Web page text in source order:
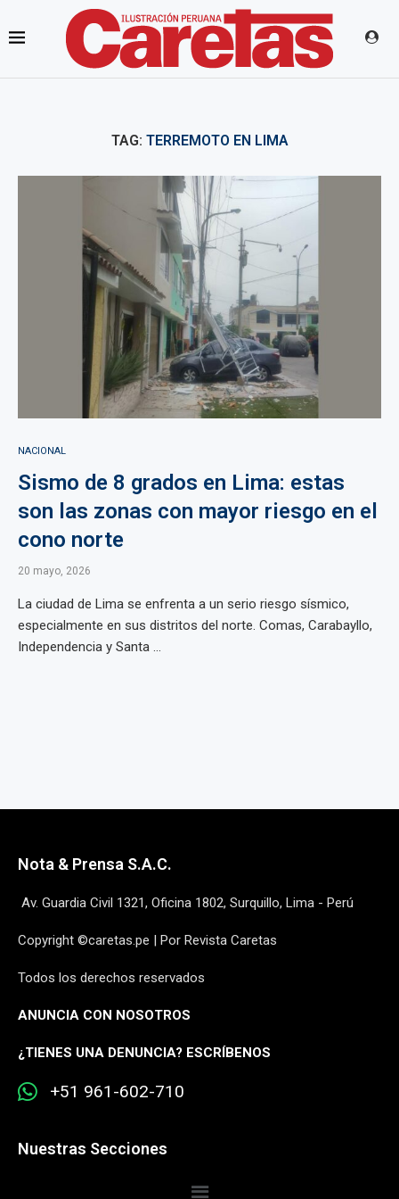
TAG: TERREMOTO EN LIMA
NACIONAL
Sismo de 8 grados en Lima: estas
son las zonas con mayor riesgo en el
cono norte
20 mayo, 2026
La ciudad de Lima se enfrenta a un serio riesgo sísmico,
especialmente en sus distritos del norte. Comas, Carabayllo,
Independencia y Santa ...
Nota & Prensa S.A.C.
Av. Guardia Civil 1321, Oficina 1802, Surquillo, Lima - Perú
Copyright ©caretas.pe | Por Revista Caretas
Todos los derechos reservados
ANUNCIA CON NOSOTROS
¿TIENES UNA DENUNCIA? ESCRÍBENOS
+51 961-602-710
Nuestras Secciones